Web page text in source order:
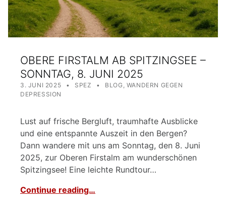
OBERE FIRSTALM AB SPITZINGSEE –
SONNTAG, 8. JUNI 2025
POSTED ON:
3. JUNI 2025
WRITTEN BY:
SPEZ CATEGORIZED IN:
BLOG WANDERN GEGEN
DEPRESSION
Lust auf frische Bergluft, traumhafte Ausblicke
und eine entspannte Auszeit in den Bergen?
Dann wandere mit uns am Sonntag, den 8. Juni
2025, zur Oberen Firstalm am wunderschönen
Spitzingsee! Eine leichte Rundtour…
Continue reading…